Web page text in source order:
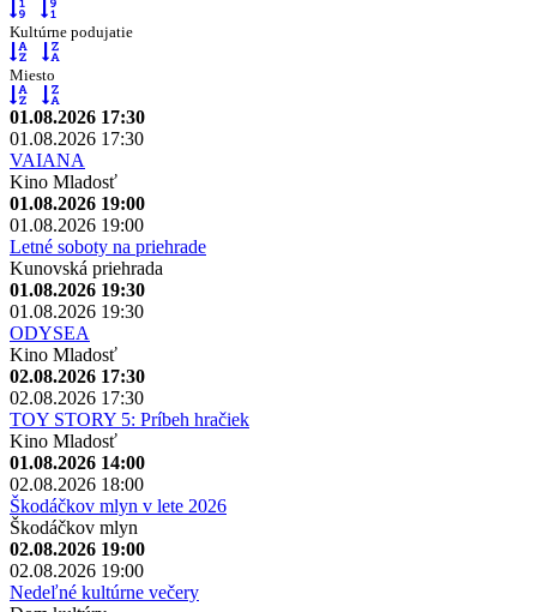
Kultúrne podujatie
Miesto
01.08.2026 17:30
01.08.2026 17:30
VAIANA
Kino Mladosť
01.08.2026 19:00
01.08.2026 19:00
Letné soboty na priehrade
Kunovská priehrada
01.08.2026 19:30
01.08.2026 19:30
ODYSEA
Kino Mladosť
02.08.2026 17:30
02.08.2026 17:30
TOY STORY 5: Príbeh hračiek
Kino Mladosť
01.08.2026 14:00
02.08.2026 18:00
Škodáčkov mlyn v lete 2026
Škodáčkov mlyn
02.08.2026 19:00
02.08.2026 19:00
Nedeľné kultúrne večery